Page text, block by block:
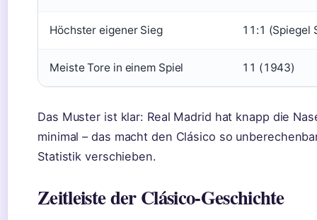
Höchster eigener Sieg 11:1 (Spiegel
Meiste Tore in einem Spiel 11 (1943)
Das Muster ist klar: Real Madrid hat knapp die
minimal – das macht den Clásico so
Statistik verschieben.
Zeitleiste der Clásico-Geschichte